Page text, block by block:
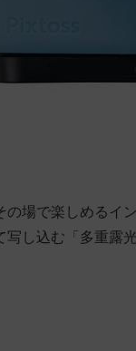
の場で楽しめるイ
写し込む「多重露